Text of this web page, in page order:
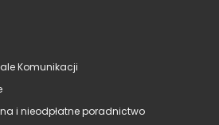
Komunikacji
i nieodpłatne poradnictwo